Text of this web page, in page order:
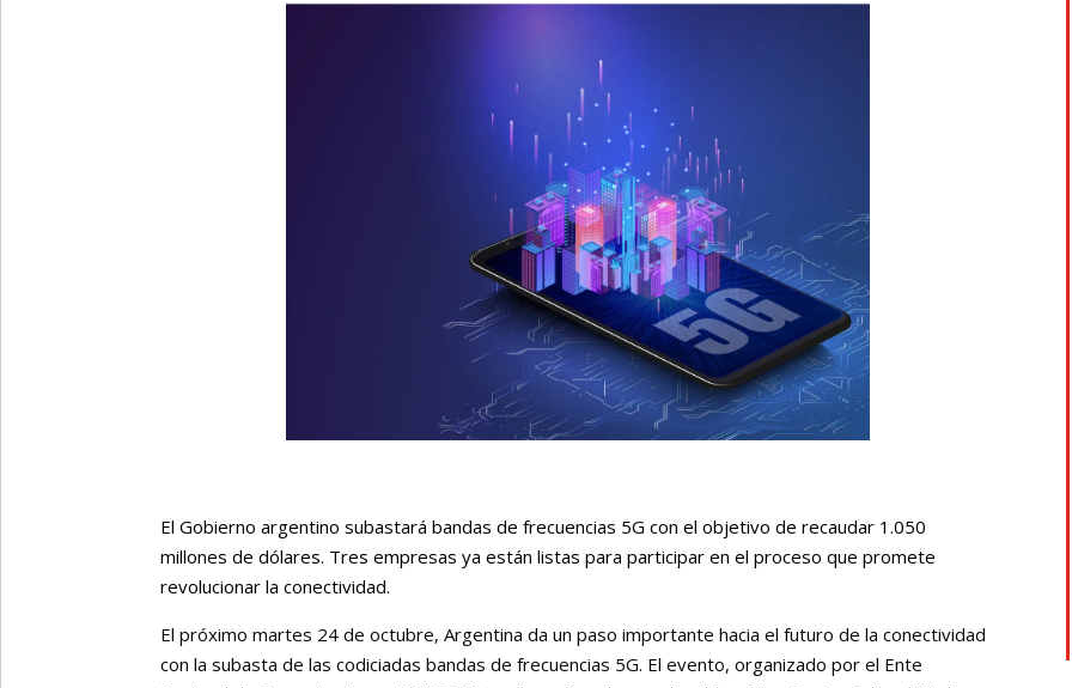
El Gobierno argentino subastará bandas de frecuencias 5G con el objetivo de recaudar 1.050
millones de dólares. Tres empresas ya están listas para participar en el proceso que promete
revolucionar la conectividad.
El próximo martes 24 de octubre, Argentina da un paso importante hacia el futuro de la conectividad
con la subasta de las codiciadas bandas de frecuencias 5G. El evento, organizado por el Ente